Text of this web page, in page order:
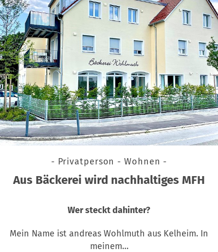
- Privatperson - Wohnen -
Aus Bäckerei wird nachhaltiges MFH
Wer steckt dahinter?
Mein Name ist andreas Wohlmuth aus Kelheim. In
meinem…